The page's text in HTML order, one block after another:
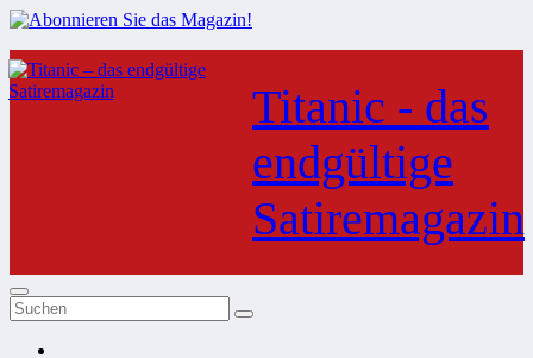
Zum
Inhalt
springen
Titanic - das
endgültige
Satiremagazin